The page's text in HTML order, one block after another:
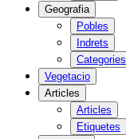
Geografia
Pobles
Indrets
Categories
Vegetacio
Articles
Articles
Etiquetes